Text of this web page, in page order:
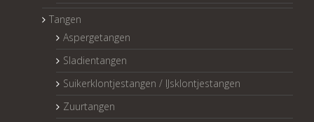
Tangen
Aspergetangen
Sladientangen
Suikerklontjestangen / IJsklontjestangen
Zuurtangen